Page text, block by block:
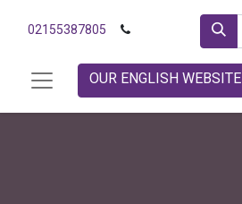
02155387805
OUR ENGLISH WEBSITE